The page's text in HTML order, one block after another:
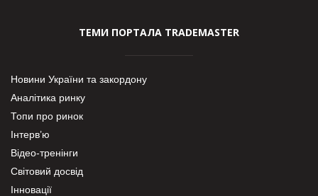
ТЕМИ ПОРТАЛА TRADEMASTER
Новини України та закордону
Аналітика ринку
Топи про ринок
Інтерв’ю
Відео-тренінги
Світовий досвід
Інновації